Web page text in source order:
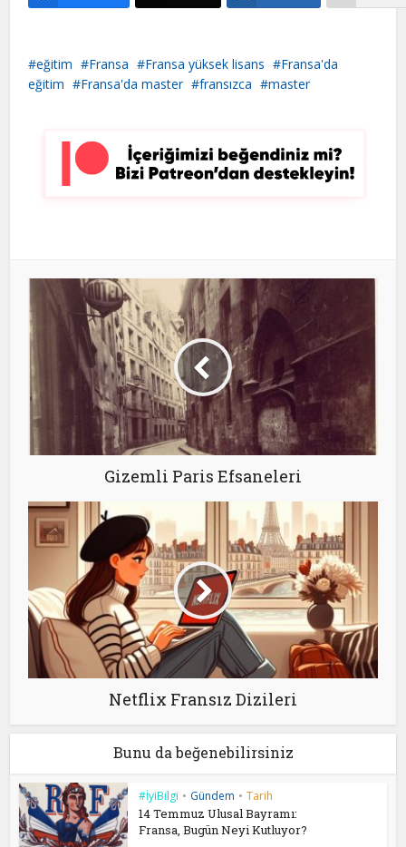
eğitim Fransa Fransa yüksek lisans
Fransa'da
eğitim
Fransa'da master fransızca master
Gizemli Paris Efsaneleri
Netflix Fransız Dizileri
Bunu da beğenebilirsiniz
#İyiBilgi • Gündem • Tarih
14 Temmuz Ulusal Bayramı:
Fransa, Bugün Neyi Kutluyor?